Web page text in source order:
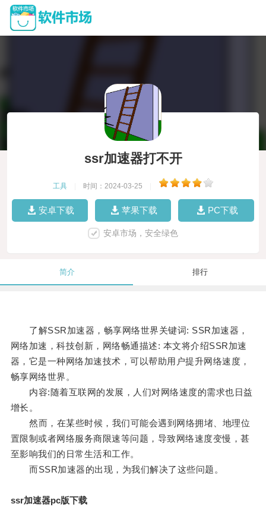
ssr加速器打不开
工具 时间：2024-03-25
安卓下载 苹果下载 PC下载
安卓市场，安全绿色
简介 排行
了解SSR加速器，畅享网络世界关键词: SSR加速器，
网络加速，科技创新，网络畅通描述: 本文将介绍SSR加速
器，它是一种网络加速技术，可以帮助用户提升网络速度，
畅享网络世界。
内容:随着互联网的发展，人们对网络速度的需求也日益
增长。
然而，在某些时候，我们可能会遇到网络拥堵、地理位
置限制或者网络服务商限速等问题，导致网络速度变慢，甚
至影响我们的日常生活和工作。
而SSR加速器的出现，为我们解决了这些问题。
ssr加速器pc版下载